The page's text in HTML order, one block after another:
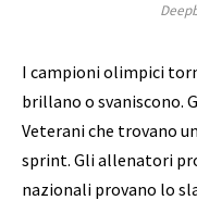
I campioni olimpici
brillano o svaniscono.
Veterani che trovano
sprint. Gli allenatori
nazionali provano lo